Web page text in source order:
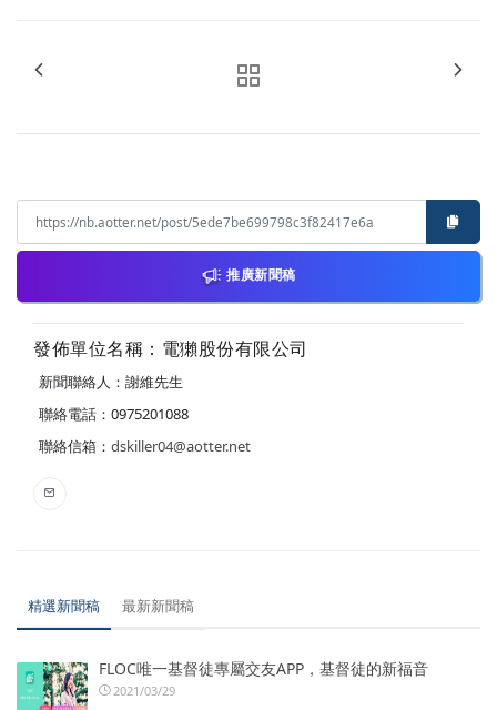
推廣新聞稿
發佈單位名稱：電獺股份有限公司
新聞聯絡人：謝維先生
聯絡電話：0975201088
聯絡信箱： dskiller04@aotter.net
精選新聞稿 最新新聞稿
FLOC唯一基督徒專屬交友APP，基督徒的新福音
2021/03/29